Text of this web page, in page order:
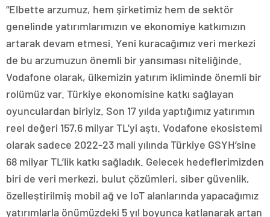
“Elbette arzumuz, hem şirketimiz hem de sektör
genelinde yatırımlarımızın ve ekonomiye katkımızın
artarak devam etmesi. Yeni kuracağımız veri merkezi
de bu arzumuzun önemli bir yansıması niteliğinde.
Vodafone olarak, ülkemizin yatırım ikliminde önemli bir
rolümüz var. Türkiye ekonomisine katkı sağlayan
oyunculardan biriyiz. Son 17 yılda yaptığımız yatırımın
reel değeri 157,6 milyar TL’yi aştı. Vodafone ekosistemi
olarak sadece 2022-23 mali yılında Türkiye GSYH’sine
68 milyar TL’lik katkı sağladık. Gelecek hedeflerimizden
biri de veri merkezi, bulut çözümleri, siber güvenlik,
özelleştirilmiş mobil ağ ve IoT alanlarında yapacağımız
yatırımlarla önümüzdeki 5 yıl boyunca katlanarak artan